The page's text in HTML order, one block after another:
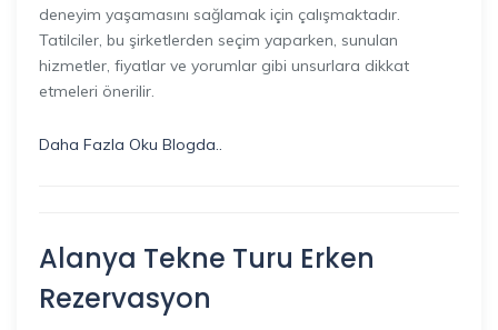
deneyim yaşamasını sağlamak için çalışmaktadır.
Tatilciler, bu şirketlerden seçim yaparken, sunulan
hizmetler, fiyatlar ve yorumlar gibi unsurlara dikkat
etmeleri önerilir.
Daha Fazla Oku Blogda..
Alanya Tekne Turu Erken
Rezervasyon